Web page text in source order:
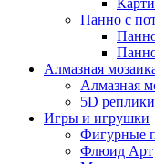
Панно с
Алмазная
Алмазная
5D
Игры и игрушки
Фигурные
Флюид Арт